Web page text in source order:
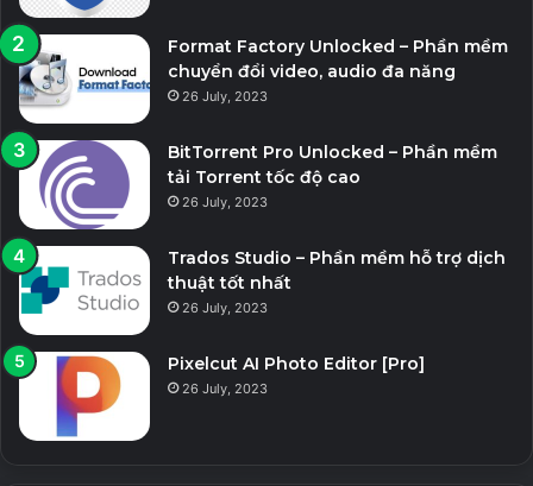
Format Factory Unlocked – Phần mềm
chuyển đổi video, audio đa năng
26 July, 2023
BitTorrent Pro Unlocked – Phần mềm
tải Torrent tốc độ cao
26 July, 2023
Trados Studio – Phần mềm hỗ trợ dịch
thuật tốt nhất
26 July, 2023
Pixelcut AI Photo Editor [Pro]
26 July, 2023